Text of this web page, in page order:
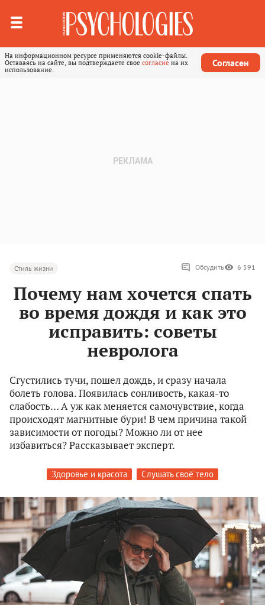
На информационном ресурсе применяются cookie-файлы.
Оставаясь на сайте, вы подтверждаете свое согласие на их
использование.
Согласен
Стиль жизни Обсудить 6 591
Почему нам хочется спать
во время дождя и как это
исправить: советы
невролога
Сгустились тучи, пошел дождь, и сразу начала
болеть голова. Появилась сонливость, какая-то
слабость… А уж как меняется самочувствие, когда
происходят магнитные бури! В чем причина такой
зависимости от погоды? Можно ли от нее
избавиться? Рассказывает эксперт.
Здоровье и красота Слушать своё тело